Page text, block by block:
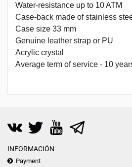
Water-resistance up to 10 ATM
Case-back made ​​of stainless
Case size 33 mm
Genuine leather strap or PU
Acrylic crystal
Average term of service - 10
INFORMACIÓN
Payment